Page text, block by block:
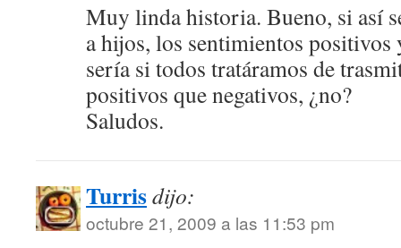
Muy linda historia. Bueno, si así
a hijos, los sentimientos
sería si todos tratáramos de
positivos que negativos, ¿no?
Saludos.
Turrisdijo:
octubre 21, 2009 a las 11:53 pm